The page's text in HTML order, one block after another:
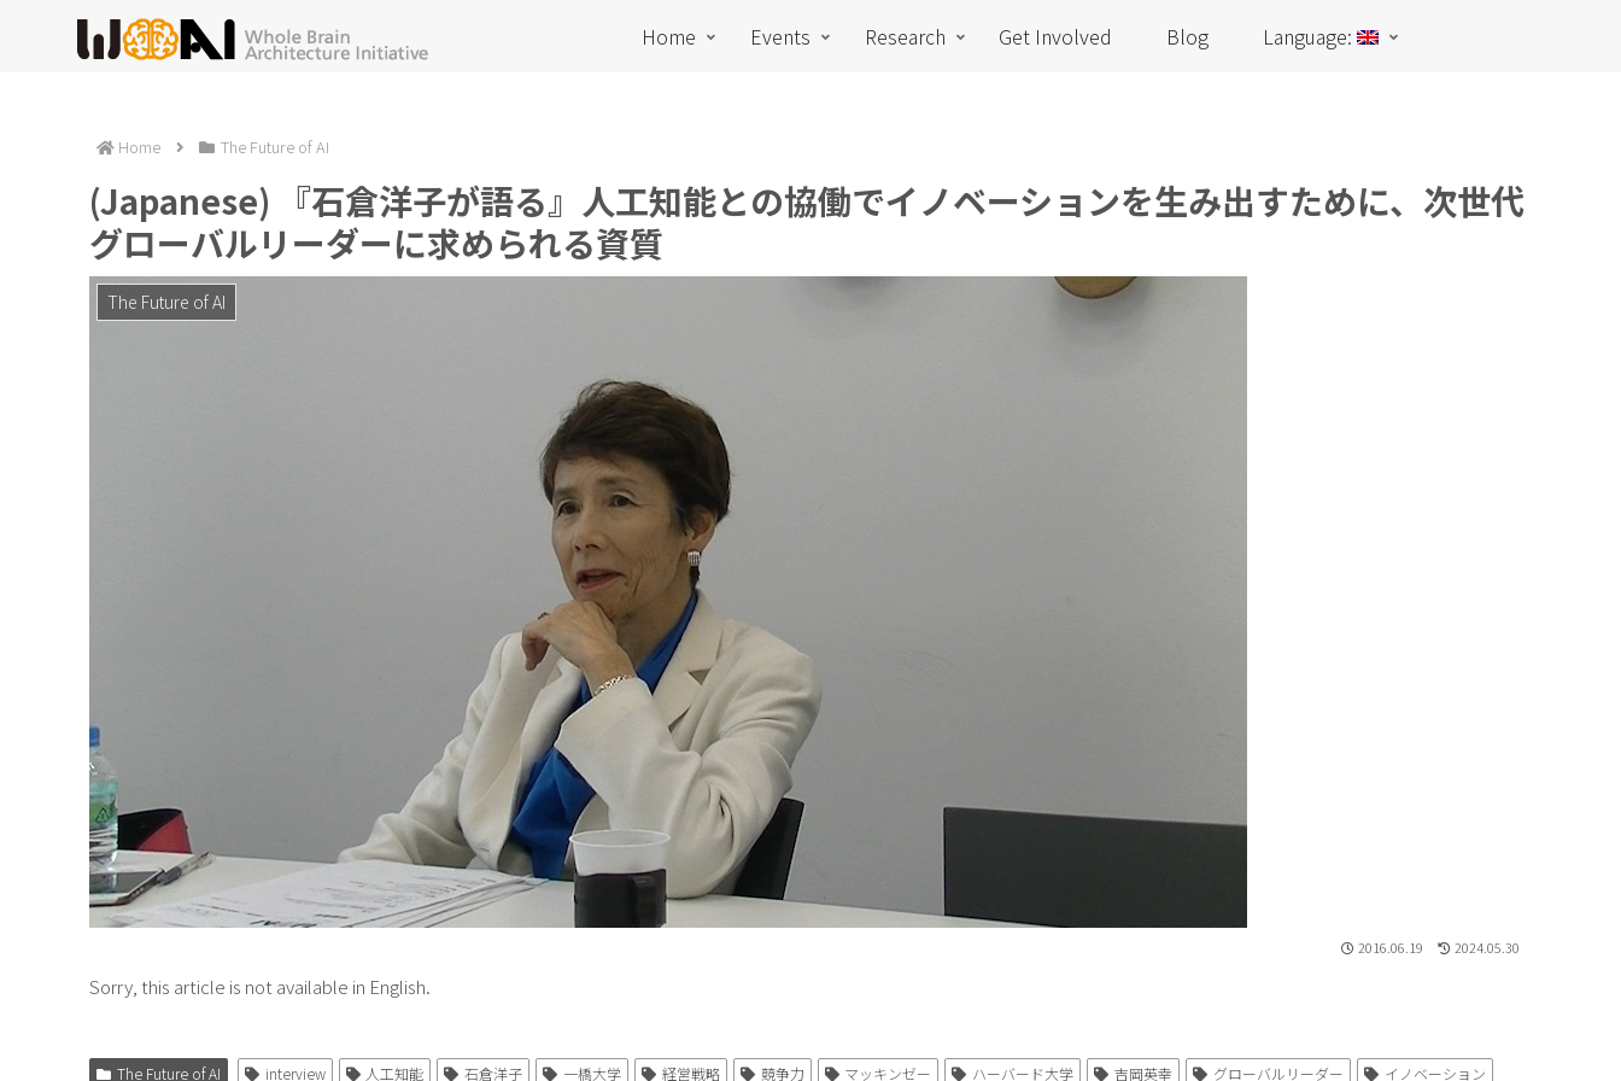
Home Events Research Get Involved Blog Language:
Home The Future of AI
(Japanese) 『石倉洋子が語る』人工知能との協働でイノベーションを生み出すために、次世代
グローバルリーダーに求められる資質
The Future of AI
2016.06.19 2024.05.30
Sorry, this article is not available in English.
The Future of AI interview 人工知能 石倉洋子 一橋大学 経営戦略 競争力 マッキンゼー ハーバード大学 吉岡英幸 グローバルリーダー イノベーション